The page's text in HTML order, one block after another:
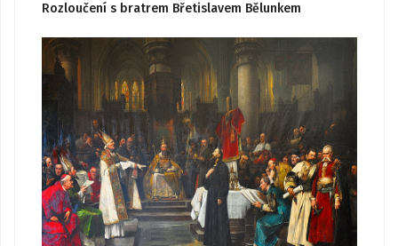
Rozloučení s bratrem Břetislavem Bělunkem